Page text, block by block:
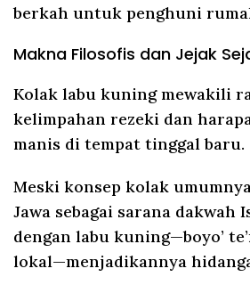
berkah untuk penghuni
Makna Filosofis dan Jejak
Kolak labu kuning mewakili
kelimpahan rezeki dan
manis di tempat tinggal baru.
Meski konsep kolak
Jawa sebagai sarana dakwah
dengan labu kuning—boyo’
lokal—menjadikannya